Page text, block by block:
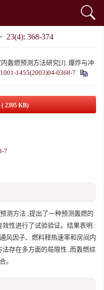
23(4): 368-374
轰燃预测方法研究[J]. 爆炸与冲
1455(2003)04-0368-7
( 2395 KB)
7
测方法 ;提出了一种预测轰燃的
性进行了试验验证。结果表明 :
风因子、燃料释热速率和房间内
存在多方面的局限性 ,而轰燃综
。